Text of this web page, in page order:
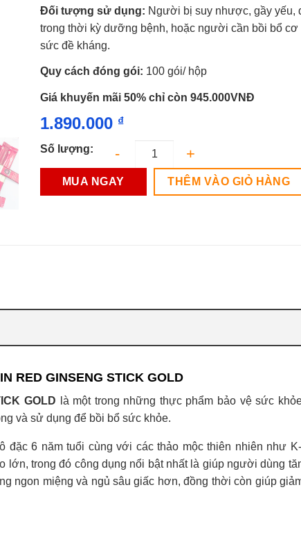
Đối tượng sử dụng: Người bị suy nhược, gầy yếu,
trong thời kỳ dưỡng bệnh, hoặc người cần bồi bổ cơ
sức đề kháng.
Quy cách đóng gói: 100 gói/ hộp
Giá khuyến mãi 50% chỉ còn 945.000VNĐ
1.890.000 ₫
Số lượng:
MUA NGAY THÊM VÀO GIỎ HÀNG
RED GINSENG STICK GOLD
GOLD là một trong những thực phẩm bảo vệ sức
và sử dụng để bồi bổ sức khỏe.
6 năm tuổi cùng với các thảo mộc thiên nhiên như
lớn, trong đó công dụng nổi bật nhất là giúp người dùng
ngon miệng và ngủ sâu giấc hơn, đồng thời còn giúp